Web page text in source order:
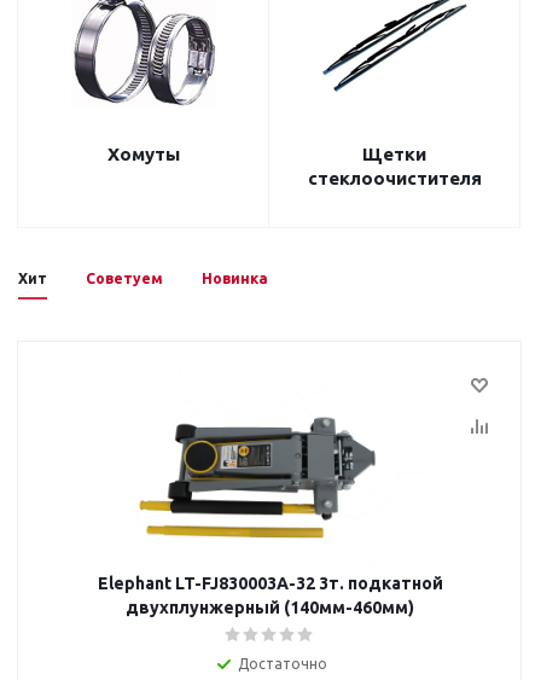
Хомуты
Щетки
стеклоочистителя
Хит Советуем Новинка
Elephant LT-FJ830003A-32 3т. подкатной
двухплунжерный (140мм-460мм)
Достаточно